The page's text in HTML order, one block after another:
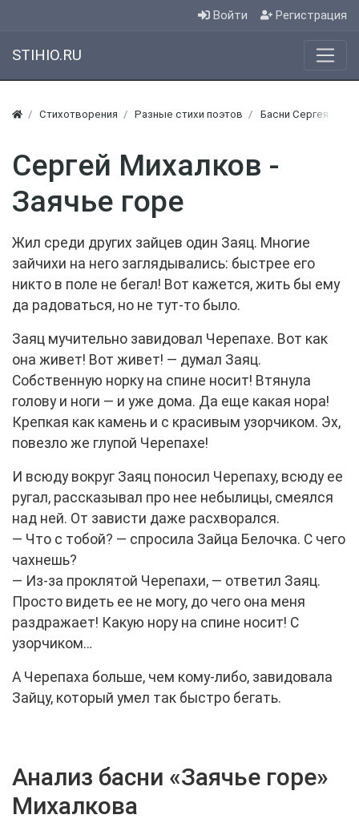
Войти Регистрация
STIHIO.RU
Стихотворения Разные стихи поэтов Басни Сергея
Сергей Михалков -
Заячье горе
Жил среди других зайцев один Заяц. Многие
зайчихи на него заглядывались: быстрее его
никто в поле не бегал! Вот кажется, жить бы ему
да радоваться, но не тут-то было.
Заяц мучительно завидовал Черепахе. Вот как
она живет! Вот живет! — думал Заяц.
Собственную норку на спине носит! Втянула
голову и ноги — и уже дома. Да еще какая нора!
Крепкая как камень и с красивым узорчиком. Эх,
повезло же глупой Черепахе!
И всюду вокруг Заяц поносил Черепаху, всюду ее
ругал, рассказывал про нее небылицы, смеялся
над ней. От зависти даже расхворался.
— Что с тобой? — спросила Зайца Белочка. С чего
чахнешь?
— Из-за проклятой Черепахи, — ответил Заяц.
Просто видеть ее не могу, до чего она меня
раздражает! Какую нору на спине носит! С
узорчиком…
А Черепаха больше, чем кому-либо, завидовала
Зайцу, который умел так быстро бегать.
Анализ басни «Заячье горе»
Михалкова